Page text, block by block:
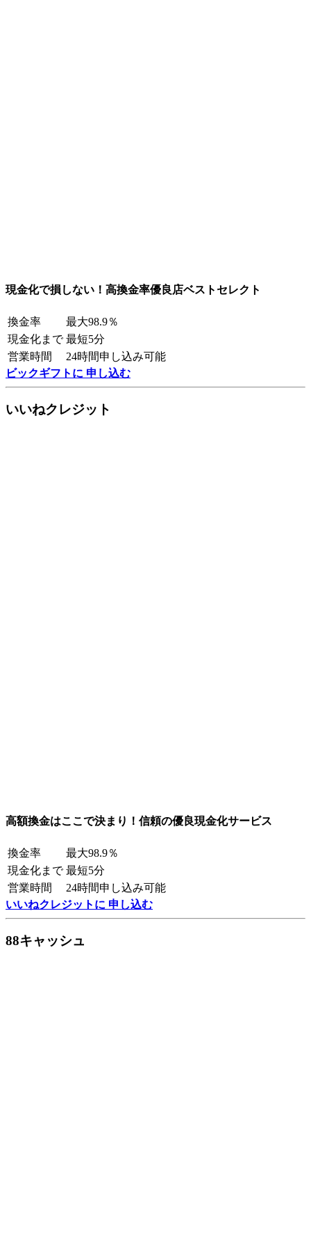
現金化で損しない！高換金率優良店ベストセレクト
換金率
最大98.9％
現金化まで 最短5分
営業時間
24時間申し込み可能
ビックギフトに 申し込む
いいねクレジット
高額換金はここで決まり！信頼の優良現金化サービス
換金率
最大98.9％
現金化まで 最短5分
営業時間
24時間申し込み可能
いいねクレジットに 申し込む
88キャッシュ